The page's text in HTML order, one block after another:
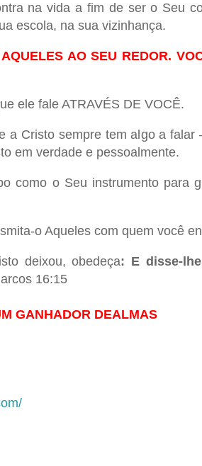
na vida a fim de ser o Seu
escola, na sua vizinhança.
AO SEU REDOR.
ele fale ATRAVÉS DE VOCÊ.
a Cristo sempre tem algo a
em verdade e pessoalmente.
como o Seu instrumento para
o Aqueles com quem você
deixou, obedeça: E disse-
16:15
GANHADOR DEALMAS